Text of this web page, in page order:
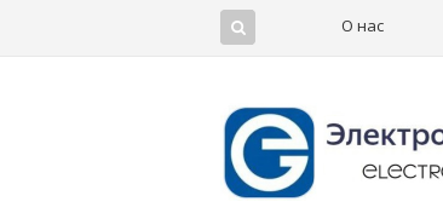
О нас